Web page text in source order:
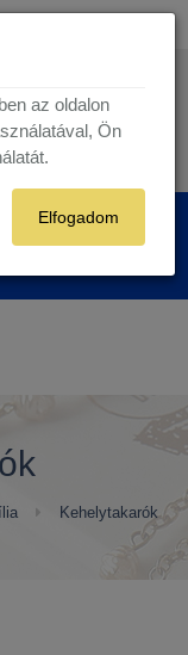
29 82
Regisztráció
0
Kehelytakarók
az oldalon
Ön
Elfogadom